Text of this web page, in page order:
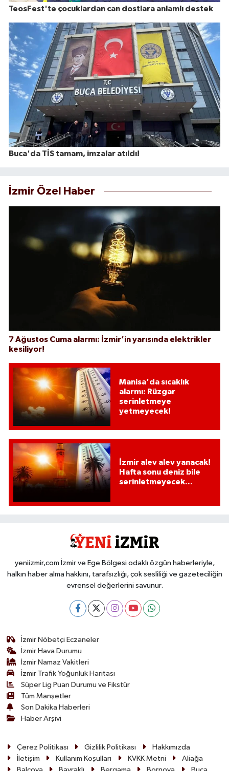
TeosFest'te çocuklardan can dostlara anlamlı destek
Buca'da TİS tamam, imzalar atıldı!
İzmir Özel Haber
7 Ağustos Cuma alarmı: İzmir’in yarısında elektrikler
kesiliyor!
Manisa'da sıcaklık
alarmı: Rüzgar
serinletmeye
yetmeyecek!
İzmir alev alev yanacak!
Hafta sonu deniz bile
serinletmeyecek...
yeniizmir,com İzmir ve Ege Bölgesi odaklı özgün haberleriyle,
halkın haber alma hakkını, tarafsızlığı, çok sesliliği ve gazeteciliğin
evrensel değerlerini savunur.
İzmir Nöbetçi Eczaneler
İzmir Hava Durumu
İzmir Namaz Vakitleri
İzmir Trafik Yoğunluk Haritası
Süper Lig Puan Durumu ve Fikstür
Tüm Manşetler
Son Dakika Haberleri
Haber Arşivi
Çerez Politikası Gizlilik Politikası
Hakkımızda
İletişim
Kullanım Koşulları KVKK Metni
Aliağa
Balçova
Bayraklı Bergama Bornova Buca